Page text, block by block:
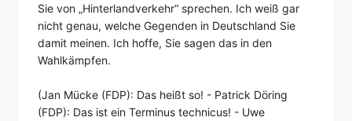
Sie von „Hinterlandverkehr“ sprechen. Ich weiß gar
nicht genau, welche Gegenden in Deutschland Sie
damit meinen. Ich hoffe, Sie sagen das in den
Wahlkämpfen.
(Jan Mücke (FDP): Das heißt so! - Patrick Döring
(FDP): Das ist ein Terminus technicus! - Uwe